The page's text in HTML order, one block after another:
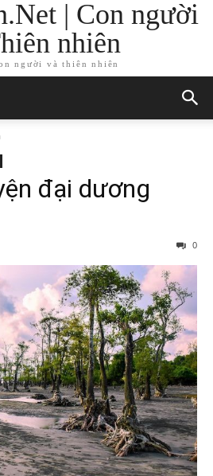
| Con người
nhiên
người và thiên nhiên
đại dương
0